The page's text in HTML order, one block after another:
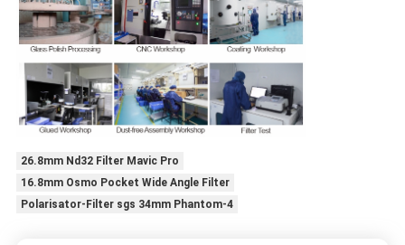
26.8mm Nd32 Filter Mavic Pro
16.8mm Osmo Pocket Wide Angle Filter
Polarisator-Filter sgs 34mm Phantom-4